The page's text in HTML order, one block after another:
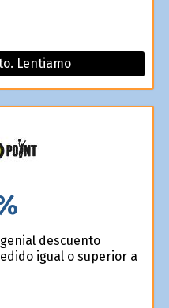
Lentiamo
descuento
igual o superior a